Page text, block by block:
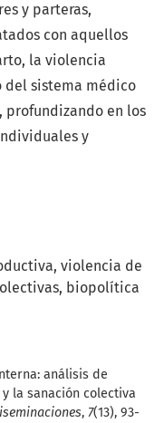
violencia de
biopolítica
análisis de
la sanación colectiva
, 7(13), 93-
y parteras,
con aquellos
la violencia
sistema médico
profundizando en los
y